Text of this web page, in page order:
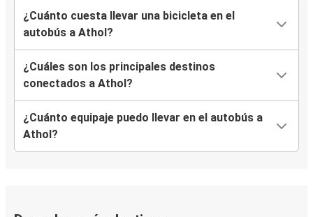
¿Cuánto cuesta llevar una bicicleta en el
autobús a Athol?
¿Cuáles son los principales destinos
conectados a Athol?
¿Cuánto equipaje puedo llevar en el autobús a
Athol?